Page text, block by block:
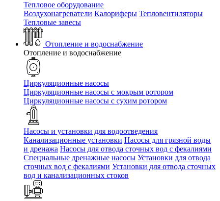
Тепловое оборудование
Воздухонагреватели Калориферы Тепловентиляторы
Тепловые завесы
Отопление и водоснабжение
Отопление и водоснабжение
Циркуляционные насосы
Циркуляционные насосы с мокрым ротором
Циркуляционные насосы с сухим ротором
Насосы и установки для водоотведения
Канализационные установки Насосы для грязной воды
и дренажа Насосы для отвода сточных вод c фекалиями
Специальные дренажные насосы Установки для отвода
сточных вод c фекалиями Установки для отвода сточных
вод и канализационных стоков